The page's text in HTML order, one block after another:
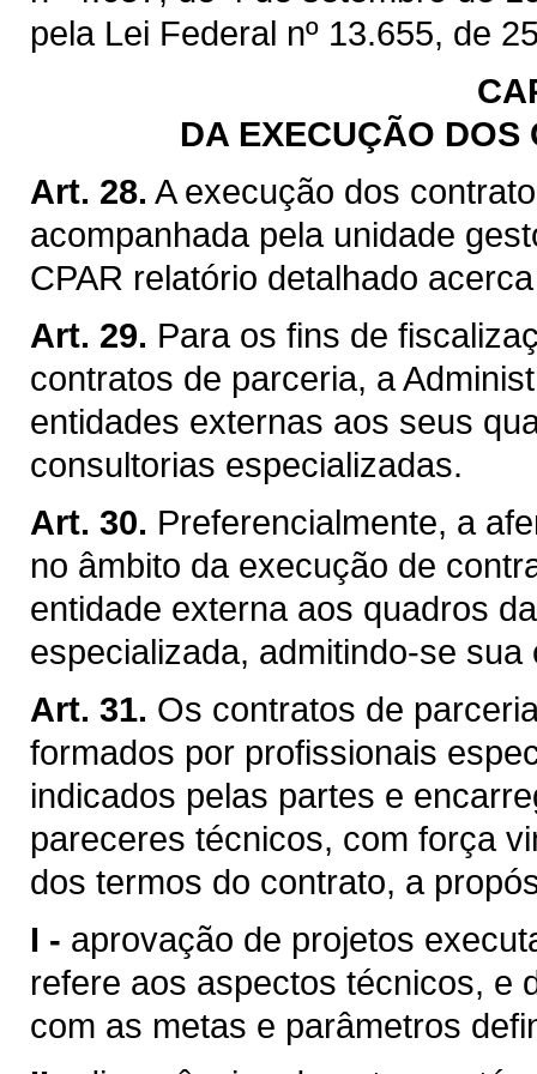
pela Lei Federal nº 13.655, de
DA EXECUÇÃO DOS
Art. 28. A execução dos
acompanhada pela unidade
CPAR relatório detalhado
Art. 29. Para os fins de
contratos de parceria, a
entidades externas aos seus
consultorias especializadas.
Art. 30. Preferencialmente, a
no âmbito da execução de
entidade externa aos quadros
especializada, admitindo-se
Art. 31. Os contratos de
formados por profissionais
indicados pelas partes e
pareceres técnicos, com força
dos termos do contrato, a
I - aprovação de projetos
refere aos aspectos técnicos, e
com as metas e parâmetros